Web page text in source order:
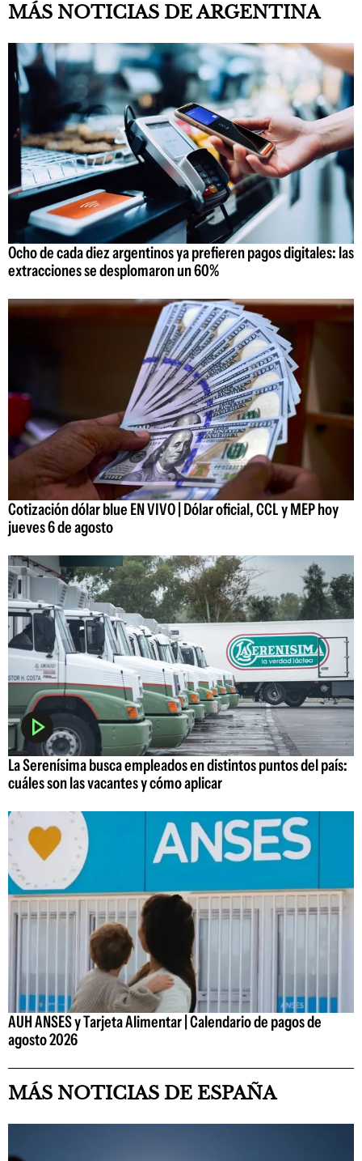
MÁS NOTICIAS DE ARGENTINA
Ocho de cada diez argentinos ya prefieren pagos digitales: las
extracciones se desplomaron un 60%
Cotización dólar blue EN VIVO | Dólar oficial, CCL y MEP hoy
jueves 6 de agosto
La Serenísima busca empleados en distintos puntos del país:
cuáles son las vacantes y cómo aplicar
AUH ANSES y Tarjeta Alimentar | Calendario de pagos de
agosto 2026
MÁS NOTICIAS DE ESPAÑA